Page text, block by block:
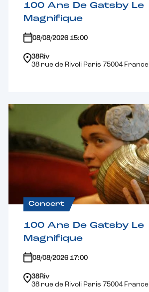
100 Ans De Gatsby Le
Magnifique
08/08/2026 15:00
38Riv
38 rue de Rivoli Paris 75004 France
Concert
100 Ans De Gatsby Le
Magnifique
08/08/2026 17:00
38Riv
38 rue de Rivoli Paris 75004 France